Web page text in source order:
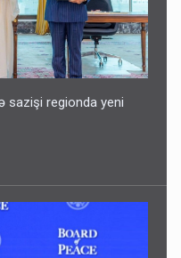
sazişi regionda yeni